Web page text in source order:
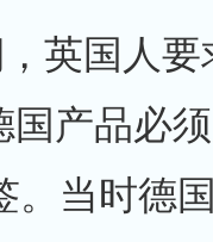
英国人要
国产品必
。当时德